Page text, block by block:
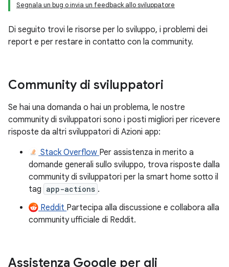
Segnala un bug o invia un feedback allo sviluppatore
Di seguito trovi le risorse per lo sviluppo, i problemi dei
report e per restare in contatto con la community.
Community di sviluppatori
Se hai una domanda o hai un problema, le nostre
community di sviluppatori sono i posti migliori per ricevere
risposte da altri sviluppatori di Azioni app:
Stack Overflow Per assistenza in merito a
domande generali sullo sviluppo, trova risposte dalla
community di sviluppatori per la smart home sotto il
tag app-actions .
Reddit Partecipa alla discussione e collabora alla
community ufficiale di Reddit.
Assistenza Google per gli